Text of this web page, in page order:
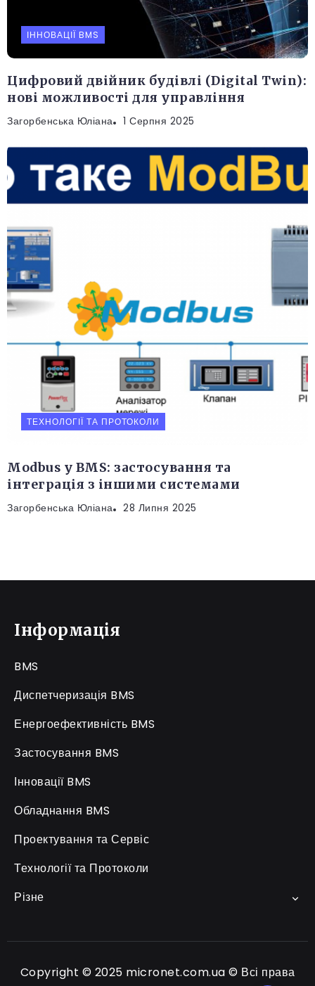
ІННОВАЦІЇ BMS
Цифровий двійник будівлі (Digital Twin):
нові можливості для управління
Загорбенська Юліана 1 Серпня 2025
ТЕХНОЛОГІЇ ТА ПРОТОКОЛИ
Modbus у BMS: застосування та
інтеграція з іншими системами
Загорбенська Юліана 28 Липня 2025
Інформація
BMS
Диспетчеризація BMS
Енергоефективність BMS
Застосування BMS
Інновації BMS
Обладнання BMS
Проектування та Сервіс
Технології та Протоколи
Різне
Copyright © 2025 micronet.com.ua © Всі права